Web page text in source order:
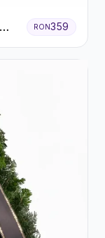
RON359